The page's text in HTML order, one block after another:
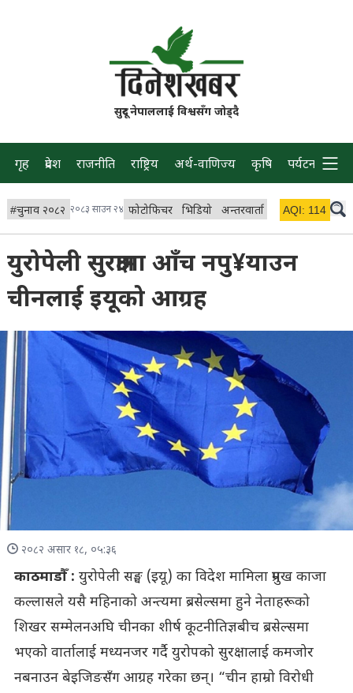
सुदूर नेपाललाई विश्वसँग जोड्दै
गृह प्रदेश राजनीति राष्ट्रिय अर्थ-वाणिज्य कृषि पर्यटन प्रवास
#चुनाव २०८२ २०८३ साउन २४ फोटोफिचर भिडियो अन्तरवार्ता विचार/ब्लग
AQI: 114
युरोपेली सुरक्षामा आँच नपु¥याउन
चीनलाई इयूको आग्रह
२०८२ असार १८, ०५:३६
काठमाडौँ : युरोपेली सङ्घ (इयू) का विदेश मामिला प्रमुख काजा
कल्लासले यसै महिनाको अन्त्यमा ब्रसेल्समा हुने नेताहरूको
शिखर सम्मेलनअघि चीनका शीर्ष कूटनीतिज्ञबीच ब्रसेल्समा
भएको वार्तालाई मध्यनजर गर्दै युरोपको सुरक्षालाई कमजोर
नबनाउन बेइजिङसँग आग्रह गरेका छन्। “चीन हाम्रो विरोधी